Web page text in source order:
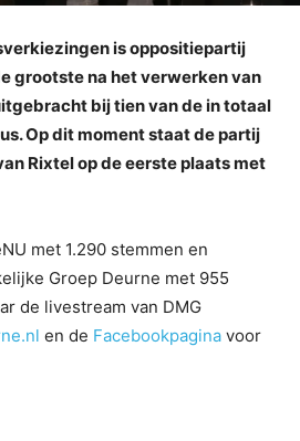
is oppositiepartij
grootste na het verwerken van
bij tien van de in totaal
Op dit moment staat de partij
Rixtel op de eerste plaats met
met 1.290 stemmen en
Groep Deurne met 955
de livestream van DMG
en de Facebookpagina voor